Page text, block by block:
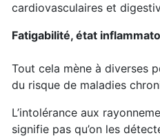
cardiovasculaires et
Fatigabilité, état
Tout cela mène à diverses
du risque de maladies
L’intolérance aux
signifie pas qu’on les